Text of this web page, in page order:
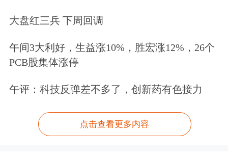
大盘红三兵 下周回调
午间3大利好，生益涨10%，胜宏涨12%，26个
PCB股集体涨停
午评：科技反弹差不多了，创新药有色接力
点击查看更多内容